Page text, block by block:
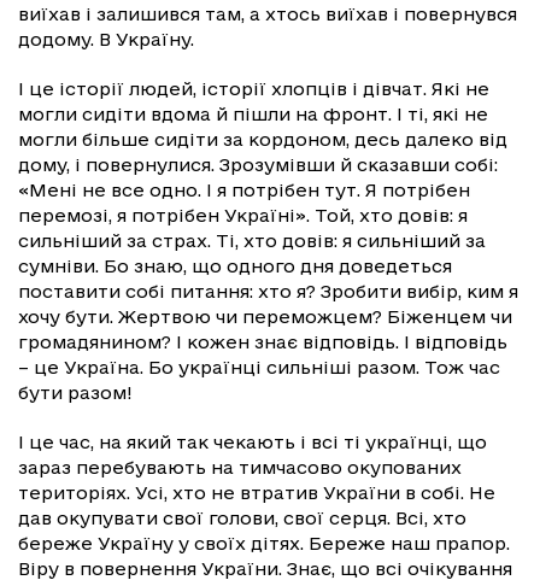
виїхав і залишився там, а хтось виїхав і повернувся
додому. В Україну.
І це історії людей, історії хлопців і дівчат. Які не
могли сидіти вдома й пішли на фронт. І ті, які не
могли більше сидіти за кордоном, десь далеко від
дому, і повернулися. Зрозумівши й сказавши собі:
«Мені не все одно. І я потрібен тут. Я потрібен
перемозі, я потрібен Україні». Той, хто довів: я
сильніший за страх. Ті, хто довів: я сильніший за
сумніви. Бо знаю, що одного дня доведеться
поставити собі питання: хто я? Зробити вибір, ким я
хочу бути. Жертвою чи переможцем? Біженцем чи
громадянином? І кожен знає відповідь. І відповідь
– це Україна. Бо українці сильніші разом. Тож час
бути разом!
І це час, на який так чекають і всі ті українці, що
зараз перебувають на тимчасово окупованих
територіях. Усі, хто не втратив України в собі. Не
дав окупувати свої голови, свої серця. Всі, хто
береже Україну у своїх дітях. Береже наш прапор.
Віру в повернення України. Знає, що всі очікування